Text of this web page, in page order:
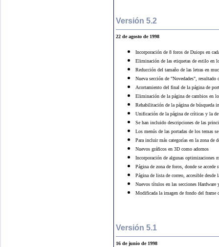
Versión 5.2
22 de agosto de 1998
Incorporación de 8 foros de Duiops en
Eliminación de las etiquetas de estilo en
Reducción del tamaño de las letras en
Nueva sección de "Novedades",
Acortamiento del final de la página de
Eliminación de la página de cambios en
Rehabilitación de la página de búsqueda
Unificación de la página de críticas y la
Se han incluido descripciones de las
Los menús de las portadas de los temas
Para incluir más categorías en la zona de
Nuevos gráficos en 3D como adornos
Incorporación de algunas optimizaciones
Página de zona de foros, donde se
Página de lista de correo, accesible
Nuevos títulos en las secciones
Modificada la imagen de fondo del frame
Versión 5.1
16 de junio de 1998